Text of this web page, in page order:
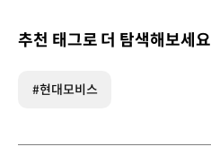
추천 태그로 더 탐색해보세요
#현대모비스